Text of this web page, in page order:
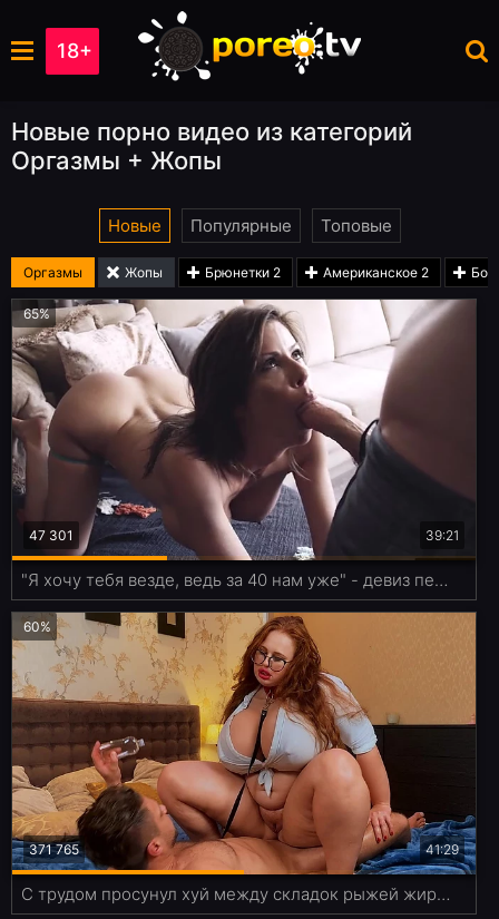
18+
Новые порно видео из категорий
Оргазмы + Жопы
Новые Популярные Топовые
Оргазмы Жопы Брюнетки 2 Американское 2
39:21
65%
47 301
"Я хочу тебя везде, ведь за 40 нам уже" - девиз перевозбужденной пары
41:29
60%
371 765
С трудом просунул хуй между складок рыжей жирухи, но всё же выебал в жопу